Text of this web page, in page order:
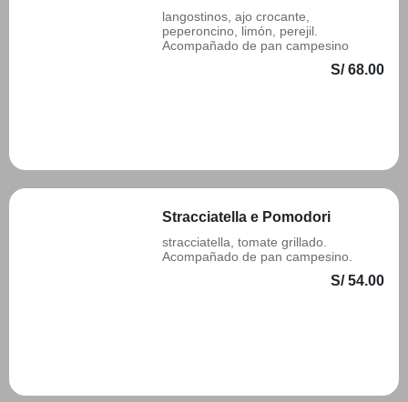
langostinos, ajo crocante,
peperoncino, limón, perejil.
Acompañado de pan campesino
S/ 68.00
Stracciatella e Pomodori
stracciatella, tomate grillado.
Acompañado de pan campesino.
S/ 54.00